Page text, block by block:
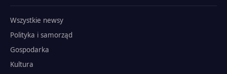
Wszystkie newsy
Polityka i samorząd
Gospodarka
Kultura